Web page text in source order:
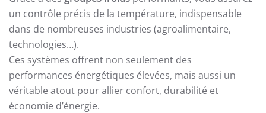
un contrôle précis de la température, indispensable
dans de nombreuses industries (agroalimentaire,
technologies…).
Ces systèmes offrent non seulement des
performances énergétiques élevées, mais aussi un
véritable atout pour allier confort, durabilité et
économie d’énergie.